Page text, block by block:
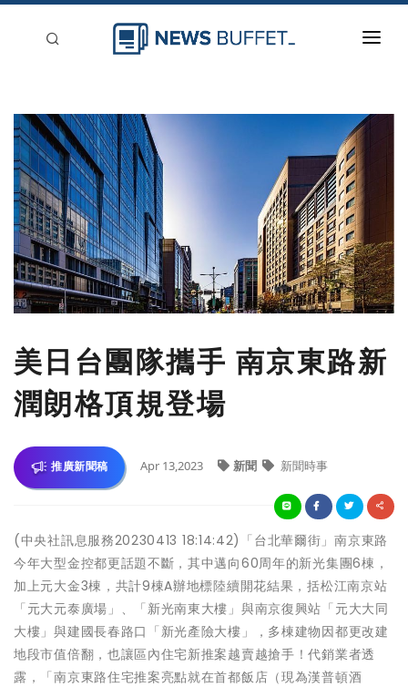
新聞稿分類
登入
刊登
美日台團隊攜手 南京東路新
潤朗格頂規登場
推廣新聞稿 Apr 13,2023 新聞 新聞時事
(中央社訊息服務20230413 18:14:42)「台北華爾街」南京東路
今年大型金控都更話題不斷，其中邁向60周年的新光集團6棟，
加上元大金3棟，共計9棟A辦地標陸續開花結果，括松江南京站
「元大元泰廣場」、「新光南東大樓」與南京復興站「元大大同
大樓」與建國長春路口「新光產險大樓」，多棟建物因都更改建
地段市值倍翻，也讓區內住宅新推案越賣越搶手！代銷業者透
露，「南京東路住宅推案亮點就在首都飯店（現為漢普頓酒